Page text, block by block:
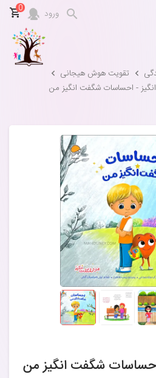
ورود 0
تقویت هوش هیجانی
- احساسات شگفت انگیز من
شگفت انگیز من